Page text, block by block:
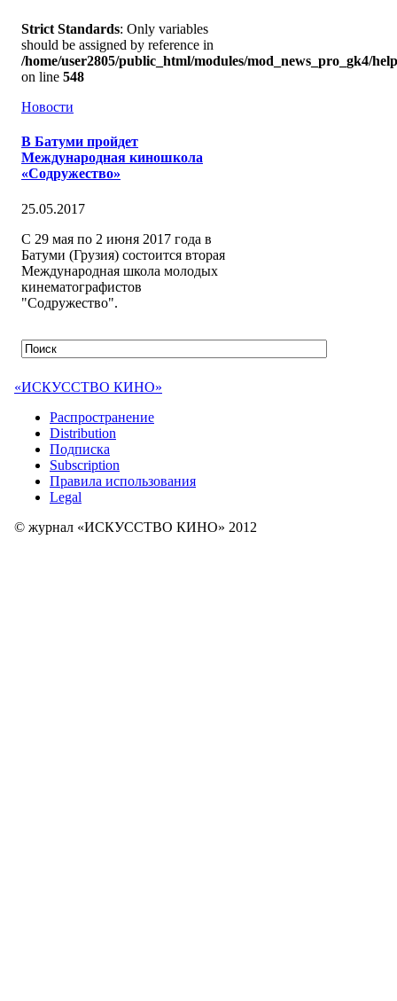
Strict Standards: Only variables
should be assigned by reference in
/home/user2805/public_html/modules/mod_news_pro_gk4/
on line 548
Новости
В Батуми пройдет
Международная киношкола
«Содружество»
25.05.2017
С 29 мая по 2 июня 2017 года в
Батуми (Грузия) состоится вторая
Международная школа молодых
кинематографистов
"Содружество".
«ИСКУССТВО КИНО»
Распространение
Distribution
Подписка
Subscription
Правила использования
Legal
© журнал «ИСКУССТВО КИНО» 2012